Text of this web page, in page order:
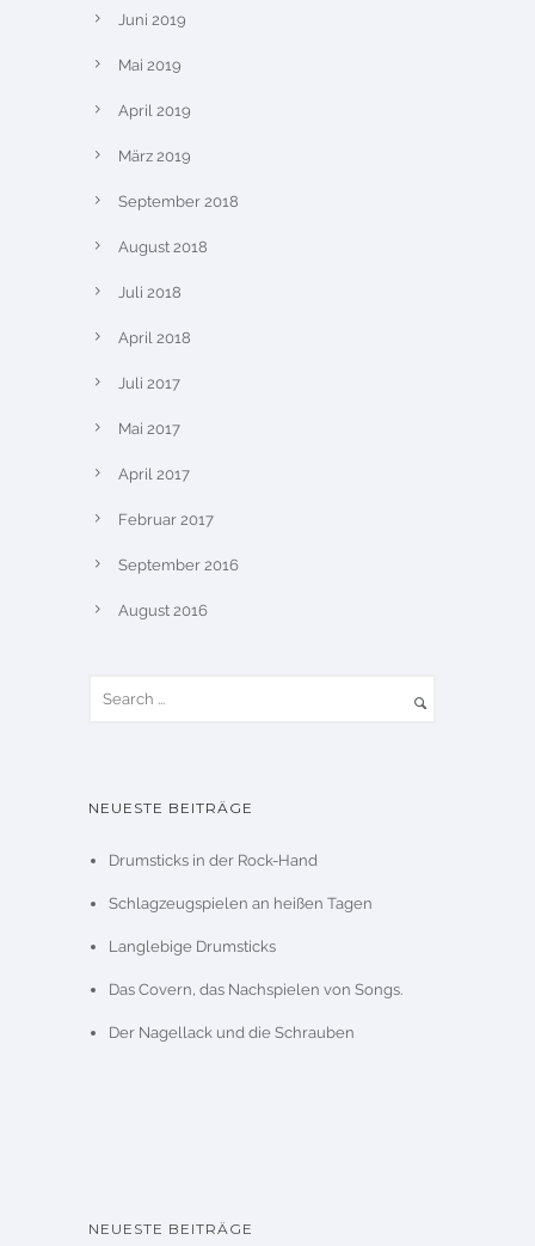
Juni 2019
Mai 2019
April 2019
März 2019
September 2018
August 2018
Juli 2018
April 2018
Juli 2017
Mai 2017
April 2017
Februar 2017
September 2016
August 2016
NEUESTE BEITRÄGE
Drumsticks in der Rock-Hand
Schlagzeugspielen an heißen Tagen
Langlebige Drumsticks
Das Covern, das Nachspielen von Songs.
Der Nagellack und die Schrauben
NEUESTE BEITRÄGE